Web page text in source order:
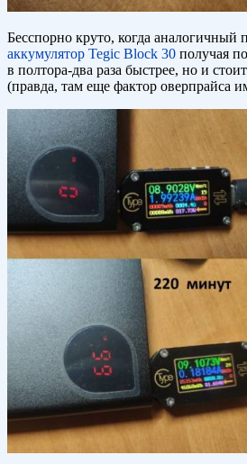
Бесспорно круто, когда аналогичный
аккумулятор Tegic Block 30 получая
в полтора-два раза быстрее, но и
(правда, там еще фактор оверпрайса